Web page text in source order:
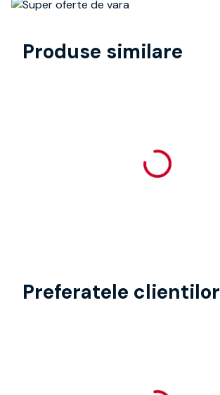
Produse similare
Preferatele clientilor